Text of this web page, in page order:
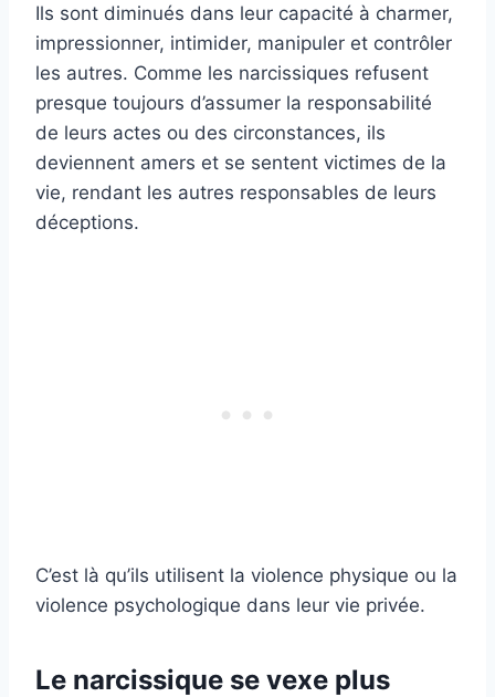
Ils sont diminués dans leur capacité à charmer,
impressionner, intimider, manipuler et contrôler
les autres. Comme les narcissiques refusent
presque toujours d’assumer la responsabilité
de leurs actes ou des circonstances, ils
deviennent amers et se sentent victimes de la
vie, rendant les autres responsables de leurs
déceptions.
C’est là qu’ils utilisent la violence physique ou la
violence psychologique dans leur vie privée.
Le narcissique se vexe plus